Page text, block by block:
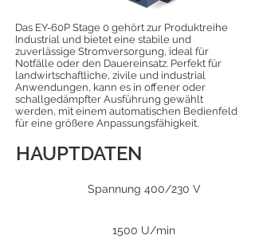
Das EY-60P Stage 0 gehört zur Produktreihe
Industrial und bietet eine stabile und
zuverlässige Stromversorgung, ideal für
Notfälle oder den Dauereinsatz. Perfekt für
landwirtschaftliche, zivile und industrial
Anwendungen, kann es in offener oder
schallgedämpfter Ausführung gewählt
werden, mit einem automatischen Bedienfeld
für eine größere Anpassungsfähigkeit.
HAUPTDATEN
Spannung 400/230 V
1500 U/min